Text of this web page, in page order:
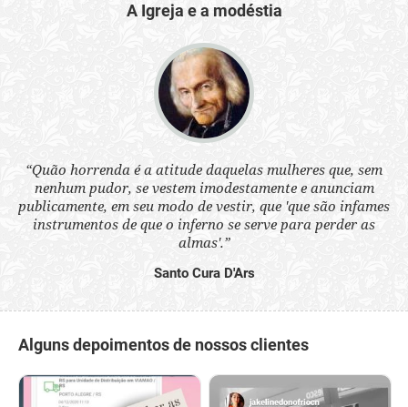
A Igreja e a modéstia
“Quão horrenda é a atitude daquelas mulheres que, sem
nenhum pudor, se vestem imodestamente e anunciam
publicamente, em seu modo de vestir, que 'que são infames
instrumentos de que o inferno se serve para perder as
almas'.”
Santo Cura D'Ars
Alguns depoimentos de nossos clientes